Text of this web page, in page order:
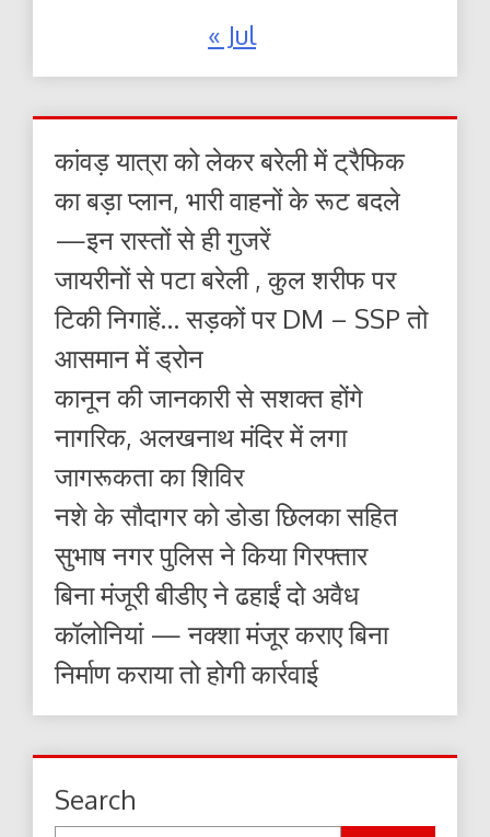
« Jul
कांवड़ यात्रा को लेकर बरेली में ट्रैफिक
का बड़ा प्लान, भारी वाहनों के रूट बदले
—इन रास्तों से ही गुजरें
जायरीनों से पटा बरेली , कुल शरीफ पर
टिकी निगाहें… सड़कों पर DM – SSP तो
आसमान में ड्रोन
कानून की जानकारी से सशक्त होंगे
नागरिक, अलखनाथ मंदिर में लगा
जागरूकता का शिविर
नशे के सौदागर को डोडा छिलका सहित
सुभाष नगर पुलिस ने किया गिरफ्तार
बिना मंजूरी बीडीए ने ढहाईं दो अवैध
कॉलोनियां — नक्शा मंजूर कराए बिना
निर्माण कराया तो होगी कार्रवाई
Search